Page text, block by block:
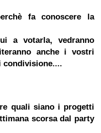
fa conoscere la
a votarla, vedranno
anche i vostri
condivisione....
quali siano i progetti
scorsa dal party